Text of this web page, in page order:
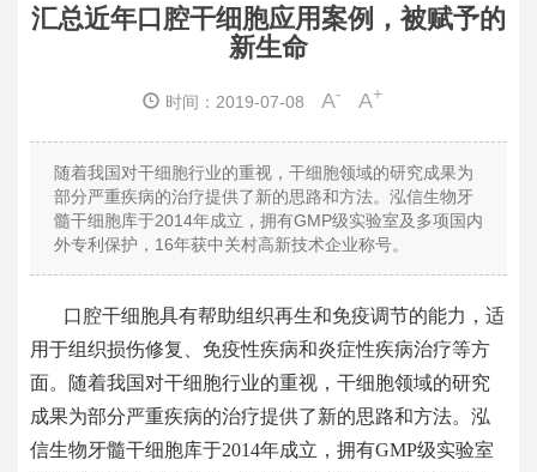
汇总近年口腔干细胞应用案例，被赋予的
新生命
时间：2019-07-08 A- A+
随着我国对干细胞行业的重视，干细胞领域的研究成果为
部分严重疾病的治疗提供了新的思路和方法。泓信生物牙
髓干细胞库于2014年成立，拥有GMP级实验室及多项国内
外专利保护，16年获中关村高新技术企业称号。
口腔干细胞具有帮助组织再生和免疫调节的能力，适
用于组织损伤修复、免疫性疾病和炎症性疾病治疗等方
面。随着我国对干细胞行业的重视，干细胞领域的研究
成果为部分严重疾病的治疗提供了新的思路和方法。 泓
信生物牙髓干细胞库于2014年成立，拥有GMP级实验室